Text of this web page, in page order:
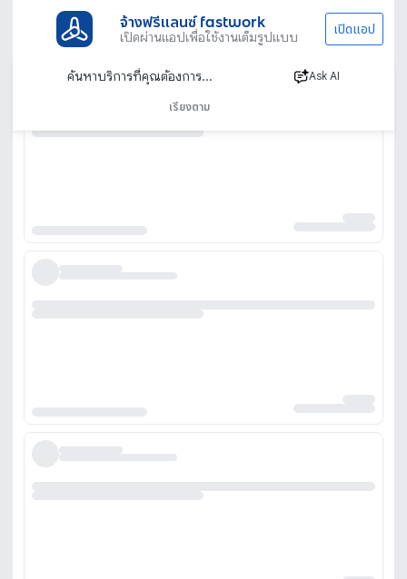
จ้างฟรีแลนซ์ fastwork
เปิดผ่านแอปเพื่อใช้งานเต็มรูปแบบ เปิดแอป
Ask AI
เรียงตาม